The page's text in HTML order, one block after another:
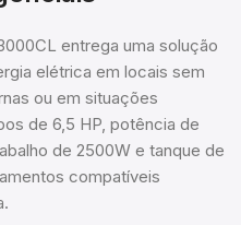
entrega uma solução
elétrica em locais sem
ou em situações
de 6,5 HP, potência de
de 2500W e tanque de
compatíveis